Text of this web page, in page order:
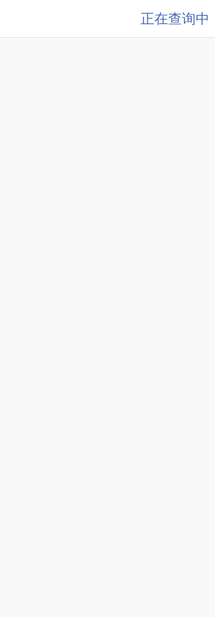
正在查询中